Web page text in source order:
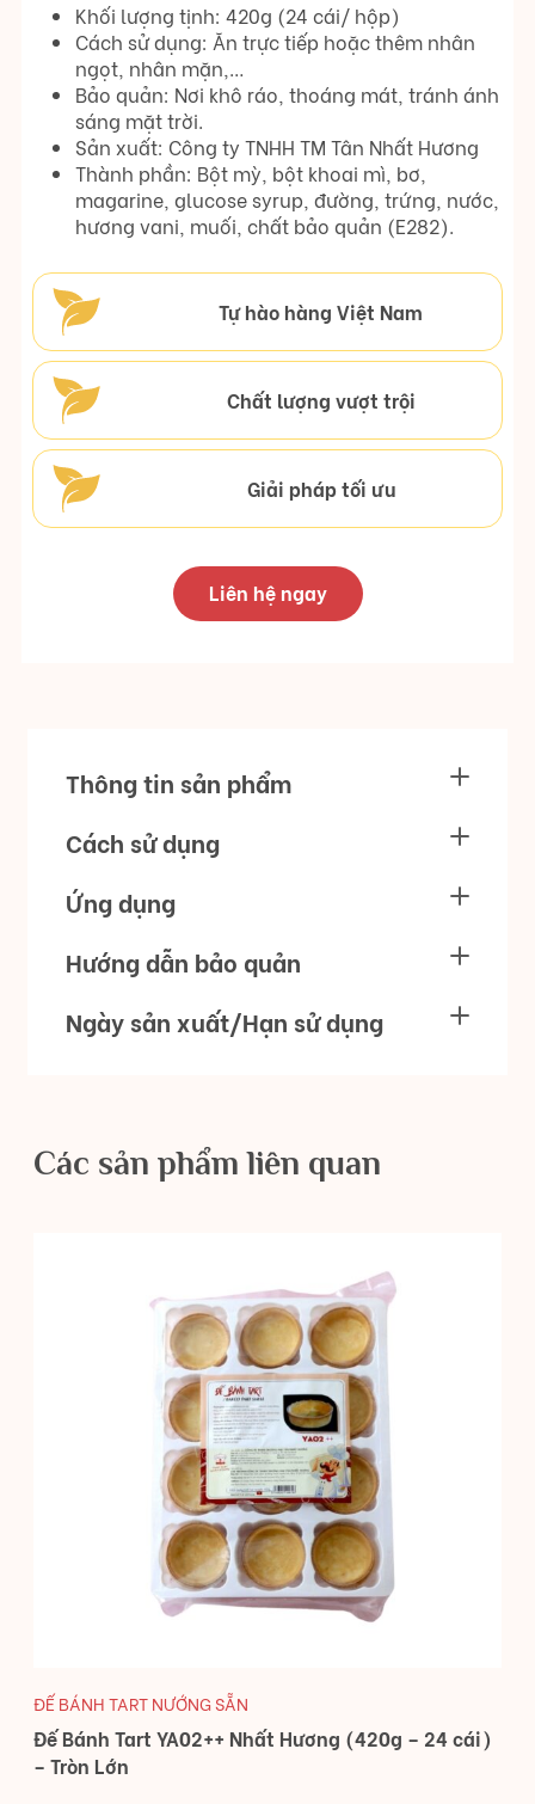
Khối lượng tịnh: 420g (24 cái/ hộp)
Cách sử dụng: Ăn trực tiếp hoặc thêm nhân
ngọt, nhân mặn,…
Bảo quản: Nơi khô ráo, thoáng mát, tránh ánh
sáng mặt trời.
Sản xuất: Công ty TNHH TM Tân Nhất Hương
Thành phần: Bột mỳ, bột khoai mì, bơ,
magarine, glucose syrup, đường, trứng, nước,
hương vani, muối, chất bảo quản (E282).
Tự hào hàng Việt Nam
Chất lượng vượt trội
Giải pháp tối ưu
Liên hệ ngay
Thông tin sản phẩm
Cách sử dụng
Ứng dụng
Hướng dẫn bảo quản
Ngày sản xuất/Hạn sử dụng
Các sản phẩm liên quan
ĐẾ BÁNH TART NƯỚNG SẴN
Đế Bánh Tart YA02++ Nhất Hương (420g – 24 cái)
– Tròn Lớn